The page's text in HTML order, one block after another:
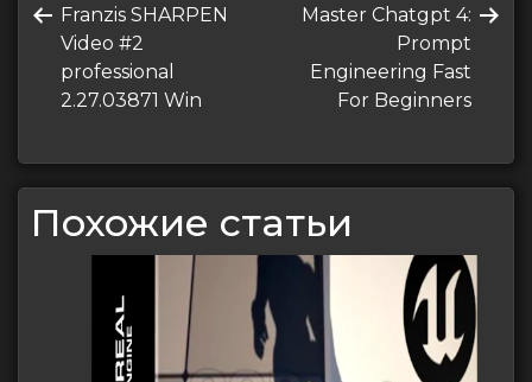
по
записям
Предыдущая
запись
Franzis SHARPEN
Video #2
professional
2.27.03871 Win
Следующая
Master Chatgpt 4:
Prompt
Engineering Fast
For Beginners
Похожие статьи